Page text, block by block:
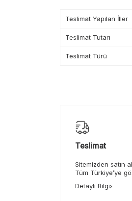
Teslimat Yapılan İller
Teslimat Tutarı
Teslimat Türü
Teslimat
Sitemizden satın
Tüm Türkiye’ye
Detaylı Bilgi